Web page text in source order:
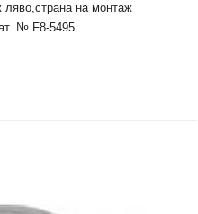
ляво,страна на монтаж
№ F8-5495